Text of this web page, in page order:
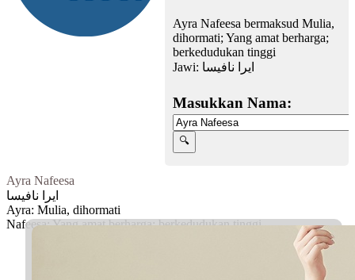
Ayra Nafeesa bermaksud Mulia,
dihormati; Yang amat berharga;
berkedudukan tinggi
Jawi: ایرا نافيسا
Masukkan Nama:
Ayra Nafeesa
ایرا نافيسا
Ayra: Mulia, dihormati
Nafeesa: Yang amat berharga; berkedudukan tinggi